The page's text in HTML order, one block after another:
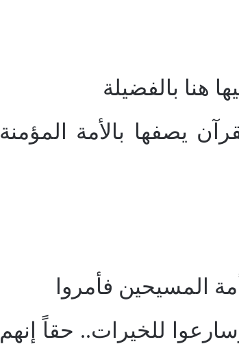
هنا بالفضيلة
يصفها بالأمة المؤمنة
المسيحين فأمروا
للخيرات.. حقاً إنهم